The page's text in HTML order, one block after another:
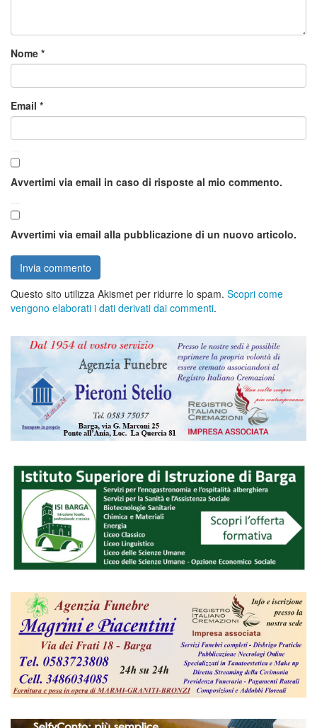
Nome *
Email *
Avvertimi via email in caso di risposte al mio commento.
Avvertimi via email alla pubblicazione di un nuovo articolo.
Questo sito utilizza Akismet per ridurre lo spam. Scopri come
vengono elaborati i dati derivati dai commenti.